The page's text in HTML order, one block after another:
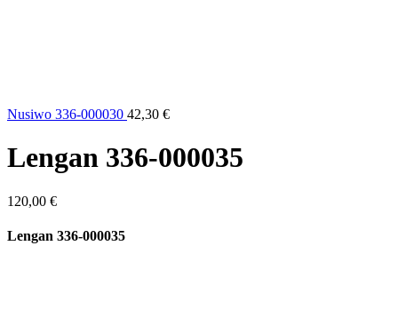
Nusiwo 336-000030 42,30 €
Lengan 336-000035
120,00 €
Lengan 336-000035